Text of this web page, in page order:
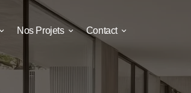
Nos Projets Contact